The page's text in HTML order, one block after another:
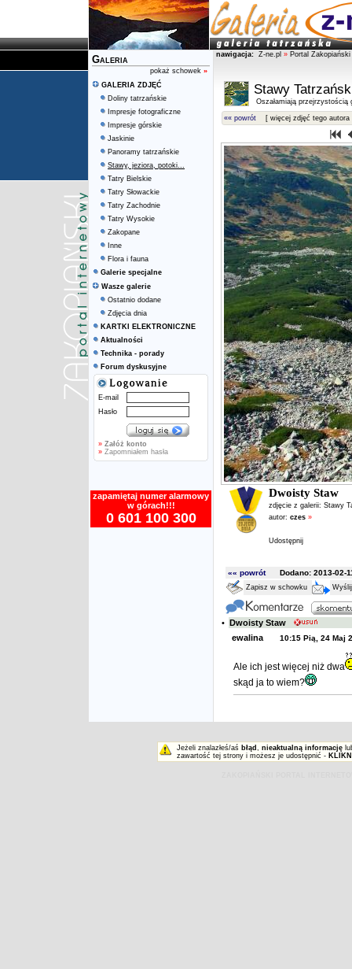
Galeria
pokaż schowek »
GALERIA ZDJĘĆ
Doliny tatrzańskie
Impresje fotograficzne
Impresje górskie
Jaskinie
Panoramy tatrzańskie
Stawy, jeziora, potoki...
Tatry Bielskie
Tatry Słowackie
Tatry Zachodnie
Tatry Wysokie
Zakopane
Inne
Flora i fauna
Galerie specjalne
Wasze galerie
Ostatnio dodane
Zdjęcia dnia
KARTKI ELEKTRONICZNE
Aktualności
Technika - porady
Forum dyskusyjne
E-mail
Hasło
» Załóż konto
» Zapomniałem hasła
zapamiętaj numer alarmowy
w górach!!!
0 601 100 300
nawigacja: Z-ne.pl » Portal Zakopiański
Stawy
Oszałamiają przejrzystością
«« powrót [ więcej zdjęć tego autora
Dwoisty Staw
zdjęcie z galerii: Stawy
autor: czes »
Udostępnij
«« powrótDodano: 2013-02-
Zapisz w schowku
• Dwoisty Staw
ewalina
10:15 Pią, 24 Maj
Ale ich jest więcej niż dwa
skąd ja to wiem?
Jeżeli znalazłeś/aś błąd , nieaktualną informację
zawartość tej strony i możesz je udostępnić -